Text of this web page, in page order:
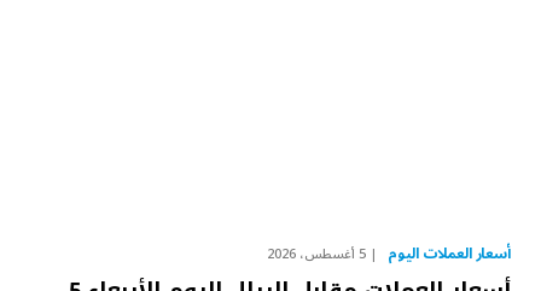
أسعار العملات اليوم 5 أغسطس، 2026